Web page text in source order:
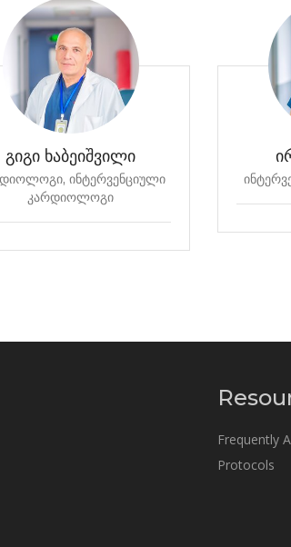
გიგი ხაბეიშვილი
ინტერვენციული
კარდიოლოგი
Frequently
Protocols